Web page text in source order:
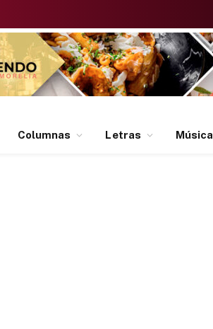
Columnas Letras Música